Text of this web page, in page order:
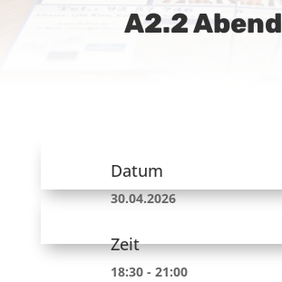
A2.2 Abend
Datum
30.04.2026
Zeit
18:30 - 21:00